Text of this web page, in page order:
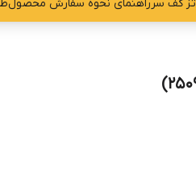
کف سرراهنمای نحوه سفارش محصول